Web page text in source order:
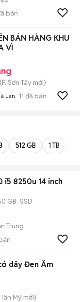
bán
BÁN HÀNG KHU
VÌ
(P. Sơn Tây mới)
Lan 11 đã bán
512 GB 1 TB
8250u 14 inch
GB SSD
Trung
dây Đen Âm
Tân Mỹ mới)